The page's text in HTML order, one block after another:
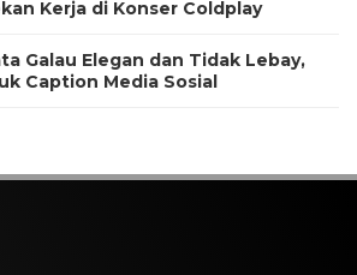
Kerja di Konser Coldplay
Galau Elegan dan Tidak Lebay,
Caption Media Sosial